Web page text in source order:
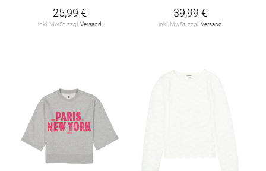
25,99 €
inkl. MwSt. zzgl. Versand
39,99 €
inkl. MwSt. zzgl. Versand